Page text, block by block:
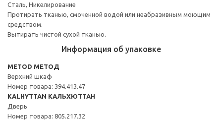
Сталь, Никелирование
Протирать тканью, смоченной водой или неабразивным моющим
средством.
Вытирать чистой сухой тканью.
Информация об упаковке
METOD МЕТОД
Верхний шкаф
Номер товара: 394.413.47
KALHYTTAN КАЛЬХЮТТАН
Дверь
Номер товара: 805.217.32